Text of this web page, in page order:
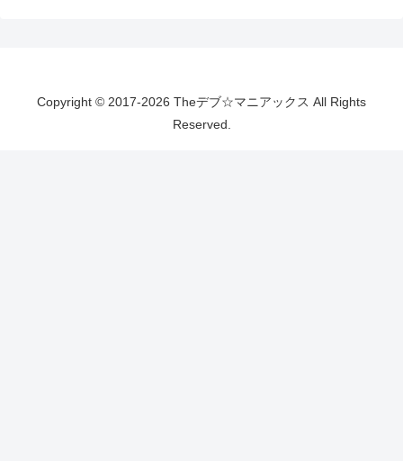
Copyright © 2017-2026 Theデブ☆マニアックス All Rights
Reserved.